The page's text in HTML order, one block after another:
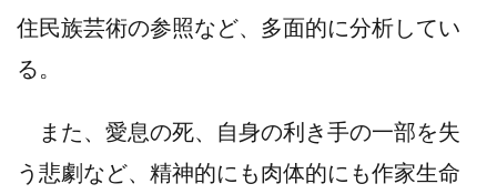
住民族芸術の参照など、多面的に分析してい
る。
また、愛息の死、自身の利き手の一部を失
う悲劇など、精神的にも肉体的にも作家生命